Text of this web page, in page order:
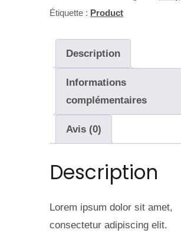
Étiquette : Product
Description
Informations
complémentaires
Avis (0)
Description
Lorem ipsum dolor sit amet,
consectetur adipiscing elit.